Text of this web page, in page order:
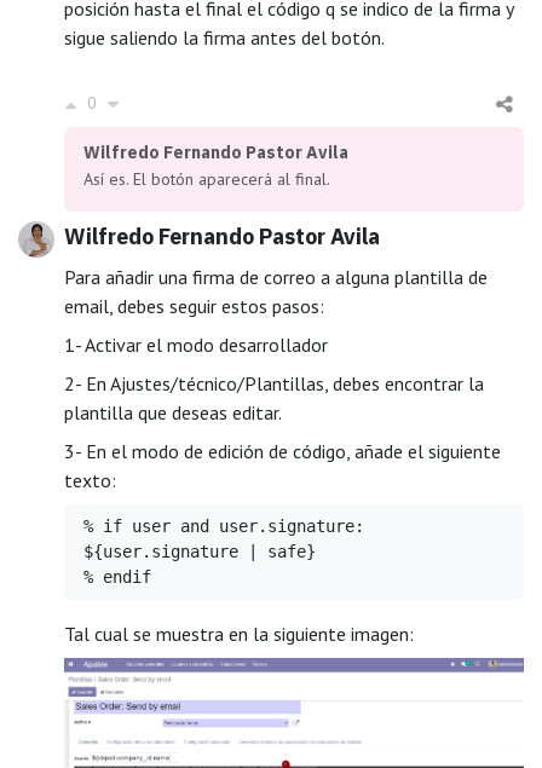
posición hasta el final el código q se indico de la firma y
sigue saliendo la firma antes del botón.
0
Wilfredo Fernando Pastor Avila
Así es. El botón aparecerá al final.
Wilfredo Fernando Pastor Avila
Para añadir una firma de correo a alguna plantilla de
email, debes seguir estos pasos:
1- Activar el modo desarrollador
2- En Ajustes/técnico/Plantillas, debes encontrar la
plantilla que deseas editar.
3- En el modo de edición de código, añade el siguiente
texto:
% if user and user.signature:
${user.signature | safe}
% endif
Tal cual se muestra en la siguiente imagen: